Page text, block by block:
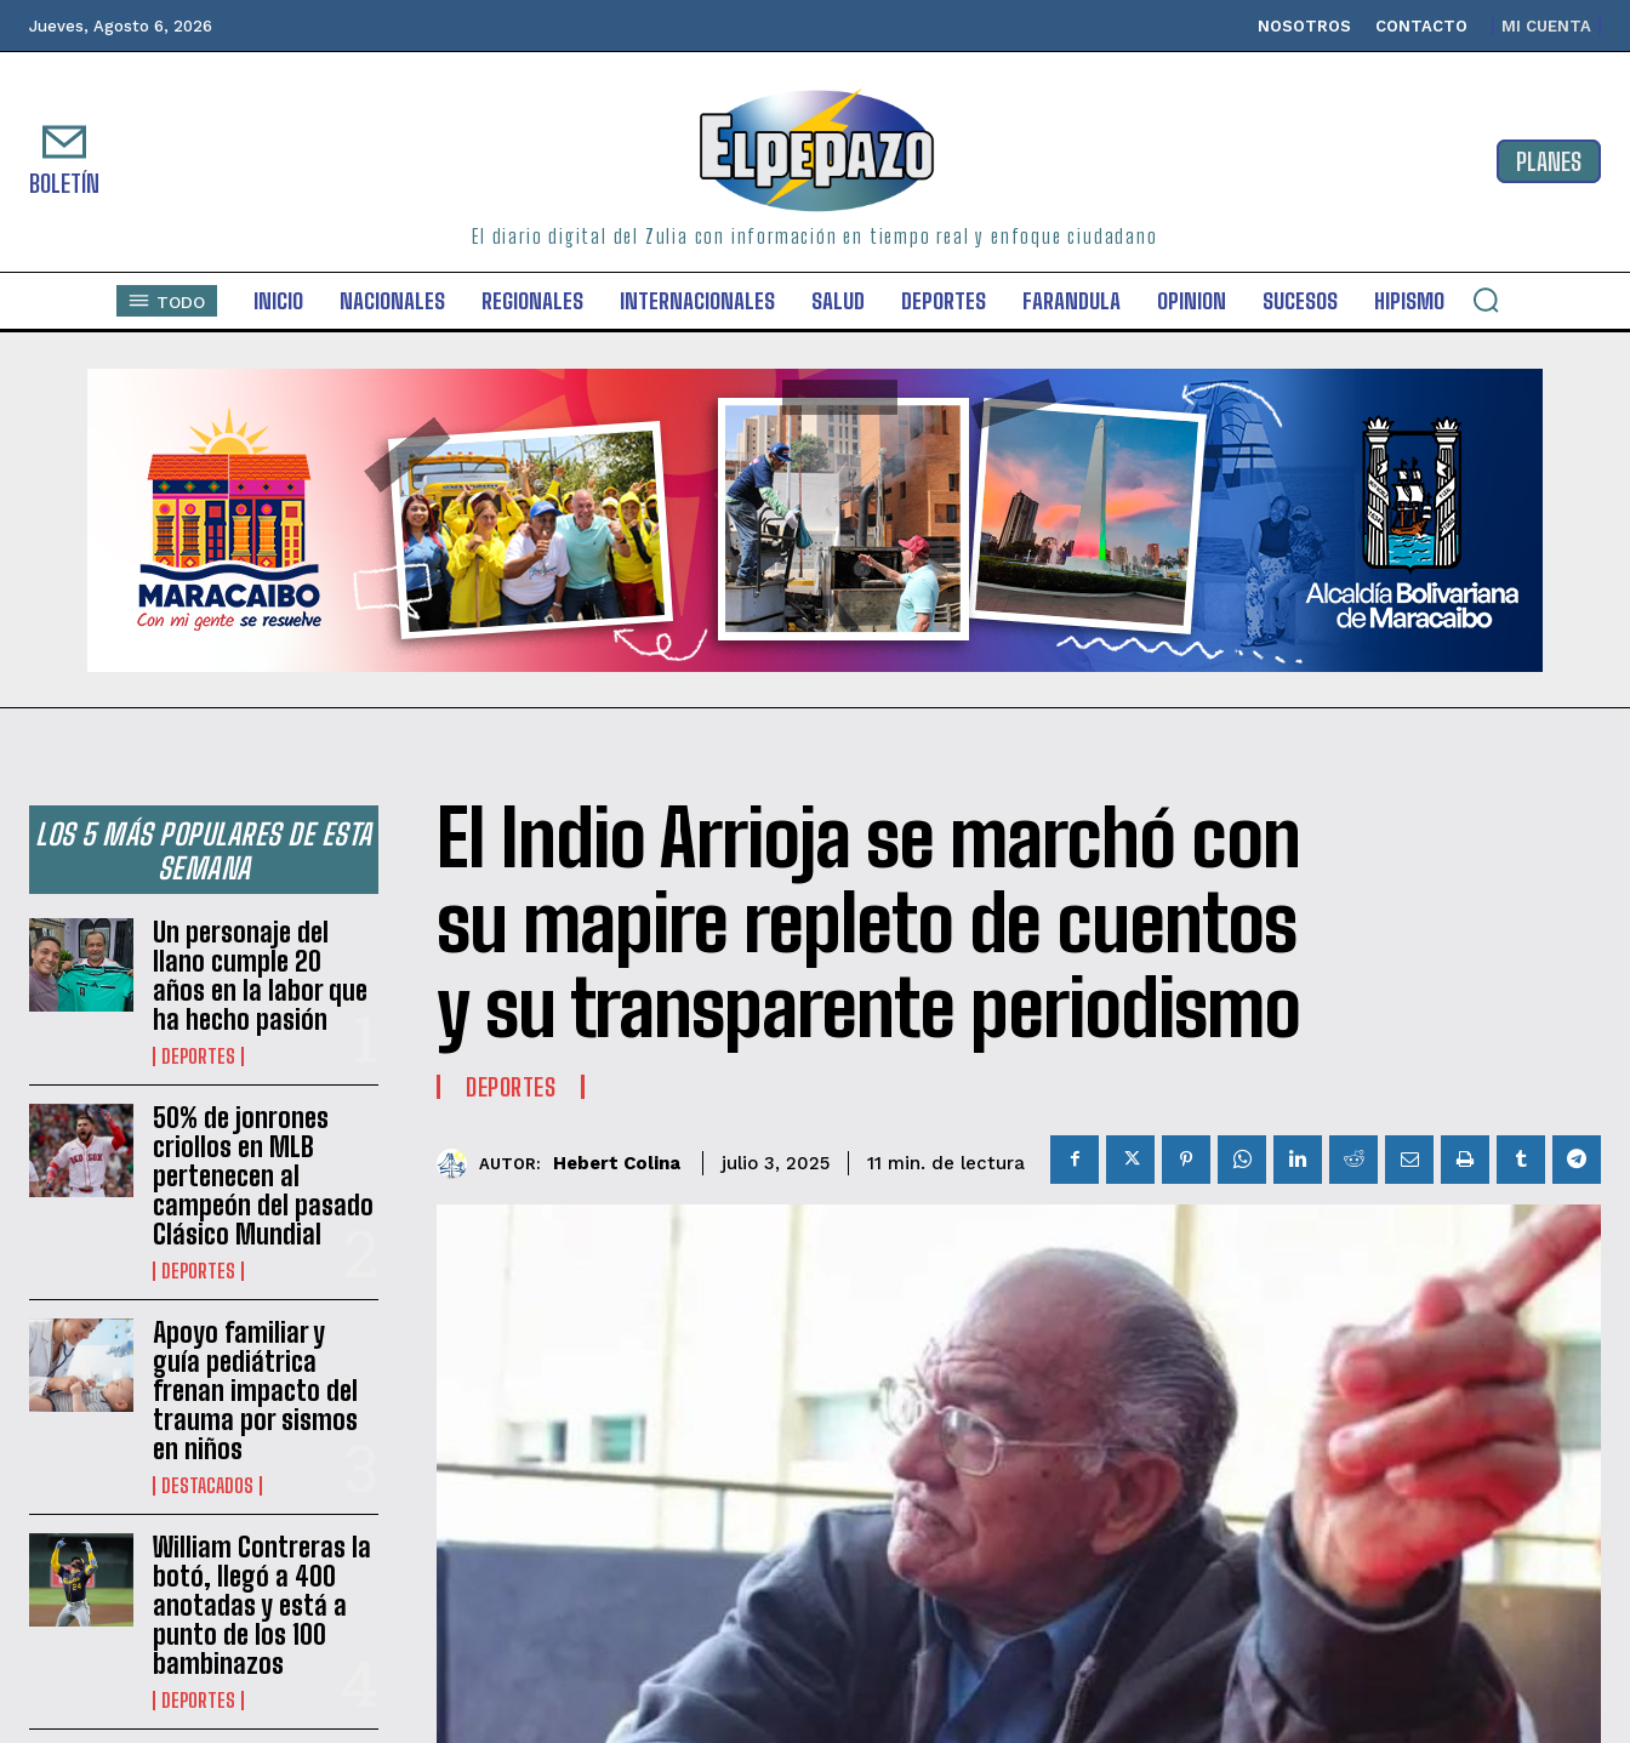
Jueves, Agosto 6, 2026 NOSOTROS CONTACTO MI CUENTA
BOLETÍN
El diario digital del Zulia con información en tiempo real y enfoque ciudadano
PLANES
TODO INICIO NACIONALES REGIONALES INTERNACIONALES SALUD DEPORTES FARANDULA OPINION SUCESOS HIPISMO
LOS 5 MÁS POPULARES DE ESTA
SEMANA
Un personaje del
llano cumple 20
años en la labor que
ha hecho pasión
DEPORTES
50% de jonrones
criollos en MLB
pertenecen al
campeón del pasado
Clásico Mundial
DEPORTES
Apoyo familiar y
guía pediátrica
frenan impacto del
trauma por sismos
en niños
DESTACADOS
William Contreras la
botó, llegó a 400
anotadas y está a
punto de los 100
bambinazos
DEPORTES
El Indio Arrioja se marchó con
su mapire repleto de cuentos
y su transparente periodismo
DEPORTES
AUTOR: Hebert Colina julio 3, 2025 11 min. de lectura